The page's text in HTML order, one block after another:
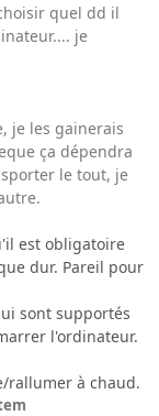
quel dd il
je
je les gainerais
ça dépendra
le tout, je
est obligatoire
dur. Pareil pour
sont supportés
l'ordinateur.
rallumer à chaud.